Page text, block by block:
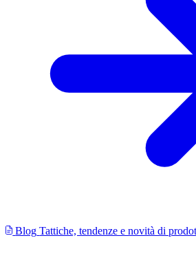
Blog Tattiche, tendenze e novità di